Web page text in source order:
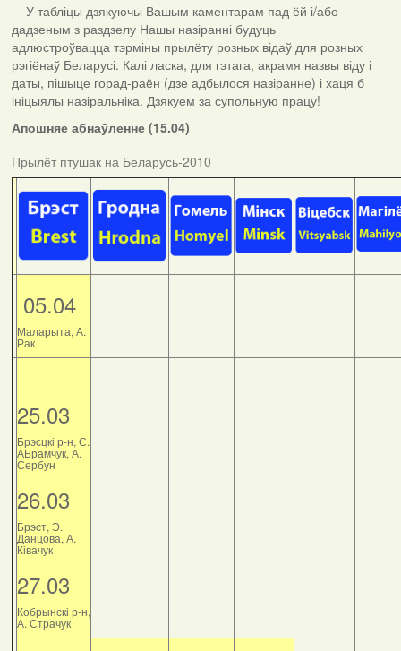
У табліцы дзякуючы Вашым каментарам пад ёй і/або
дадзеным з раздзелу Нашы назіранні будуць
адлюстроўвацца тэрміны прылёту розных відаў для розных
рэгіёнаў Беларусі. Калі ласка, для гэтага, акрамя назвы віду і
даты, пішыце горад-раён (дзе адбылося назіранне) і хаця б
ініцыялы назіральніка. Дзякуем за супольную працу!
Апошняе абнаўленне (15.04)
Прылёт птушак на Беларусь-2010
05.04
Маларыта, А.
Рак
25.03
Брэсцкі р-н, С.
АБрамчук, А.
Сербун
26.03
Брэст, Э.
Данцова, А.
Ківачук
27.03
Кобрынскі р-н,
А. Страчук